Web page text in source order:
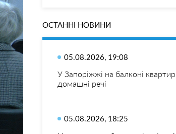
ОСТАННІ НОВИНИ
05.08.2026, 19:08
У Запоріжжі на балконі
домашні речі
05.08.2026, 18:25